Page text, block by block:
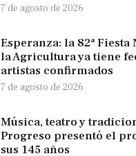
7 de agosto de 2026
Esperanza: la 82ª Fiesta
la Agricultura ya tiene
artistas confirmados
7 de agosto de 2026
Música, teatro y
Progreso presentó el
sus 145 años